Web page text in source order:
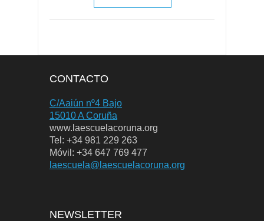
CONTACTO
C/Aaiún nº4 Bajo
15010 A Coruña
www.laescuelacoruna.org
Tel: +34 981 229 263
Móvil: +34 647 769 477
laescuela@laescuelacoruna.org
NEWSLETTER